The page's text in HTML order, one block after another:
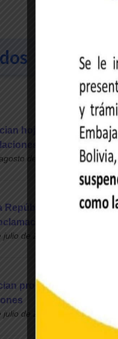
Ver
hoja de ruta para
bilaterales
de 2026 a las 11:03
República del Perú en
de
julio de 2026 a las 19:22
proceso progresivo
julio de 2026 a las 22:49